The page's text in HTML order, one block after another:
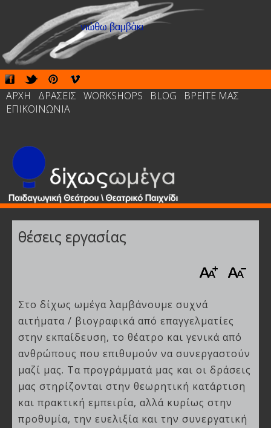
ΑΡΧΗ ΔΡΑΣΕΙΣ WORKSHOPS BLOG
ΒΡΕΙΤΕ ΜΑΣ
ΕΠΙΚΟΙΝΩΝΙΑ
θέσεις εργασίας
Στο δίχως ωμέγα λαμβάνουμε συχνά
αιτήματα / βιογραφικά από επαγγελματίες
στην εκπαίδευση, το θέατρο και γενικά από
ανθρώπους που επιθυμούν να συνεργαστούν
μαζί μας. Τα προγράμματά μας και οι δράσεις
μας στηρίζονται στην θεωρητική κατάρτιση
και πρακτική εμπειρία, αλλά κυρίως στην
προθυμία, την ευελιξία και την συνεργατική